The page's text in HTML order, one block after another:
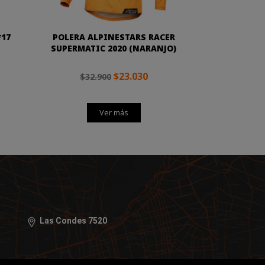
POLERA ALPINESTARS RACER
SUPERMATIC 2020 (NARANJO)
$32.900 $23.030
Ver más
Las Condes 7520